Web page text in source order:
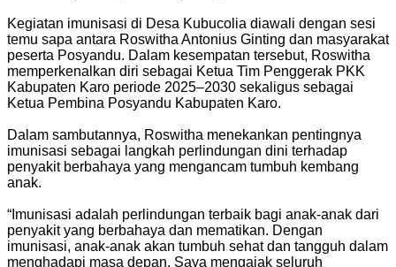
Kegiatan imunisasi di Desa Kubucolia diawali dengan sesi
temu sapa antara Roswitha Antonius Ginting dan masyarakat
peserta Posyandu. Dalam kesempatan tersebut, Roswitha
memperkenalkan diri sebagai Ketua Tim Penggerak PKK
Kabupaten Karo periode 2025–2030 sekaligus sebagai
Ketua Pembina Posyandu Kabupaten Karo.
Dalam sambutannya, Roswitha menekankan pentingnya
imunisasi sebagai langkah perlindungan dini terhadap
penyakit berbahaya yang mengancam tumbuh kembang
anak.
“Imunisasi adalah perlindungan terbaik bagi anak-anak dari
penyakit yang berbahaya dan mematikan. Dengan
imunisasi, anak-anak akan tumbuh sehat dan tangguh dalam
menghadapi masa depan. Saya mengajak seluruh